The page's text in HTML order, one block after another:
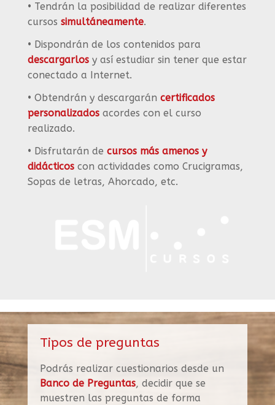
• Tendrán la posibilidad de realizar diferentes
cursos simultáneamente.
• Dispondrán de los contenidos para
descargarlosy así estudiar sin tener que estar
conectado a Internet.
• Obtendrán y descargarán certificados
personalizadosacordes con el curso
realizado.
• Disfrutarán de cursos más amenos y
didácticoscon actividades como Crucigramas,
Sopas de letras, Ahorcado, etc.
Tipos de preguntas
Podrás realizar cuestionarios desde un
Banco de Preguntas, decidir que se
muestren las preguntas de forma